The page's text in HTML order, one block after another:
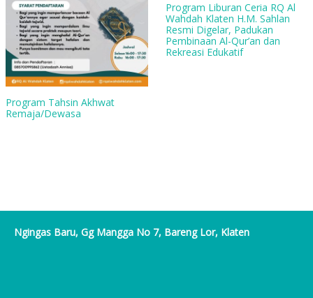
Program Tahsin Akhwat
Remaja/Dewasa
Program Liburan Ceria RQ Al
Wahdah Klaten H.M. Sahlan
Resmi Digelar, Padukan
Pembinaan Al-Qur’an dan
Rekreasi Edukatif
Ngingas Baru, Gg Mangga No 7, Bareng Lor, Klaten